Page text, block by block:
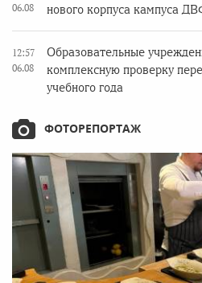
06.08
нового корпуса кампуса
12:57
06.08
Образовательные
комплексную проверку
учебного года
ФОТОРЕПОРТАЖ